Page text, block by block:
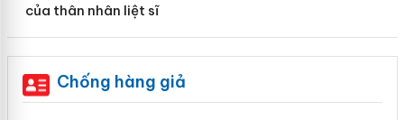
của thân nhân liệt sĩ
Chống hàng giả